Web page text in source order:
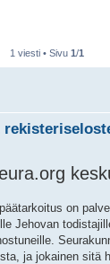
1 viesti • Sivu 1/1
on
Jehovan
ja jokainen sitä